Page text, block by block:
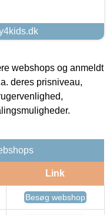
webshops og anmeldt
deres prisniveau,
Link
Besøg webshop